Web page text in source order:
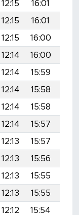
12:15 16:01
12:15 16:01
12:15 16:00
12:14 16:00
12:14 15:59
12:14 15:58
12:14 15:58
12:14 15:57
12:13 15:57
12:13 15:56
12:13 15:55
12:13 15:55
12:12 15:54